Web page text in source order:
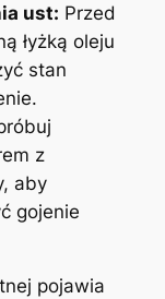
ust: Przed
łyżką oleju
stan
z
⁤aby
gojenie
pojawia